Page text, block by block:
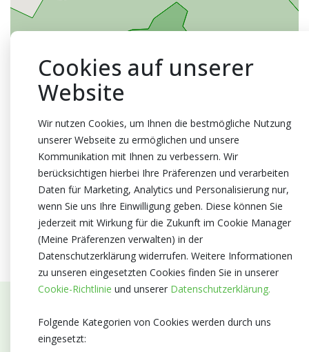
Abonnieren Sie unseren Newsletter
Bleiben Sie auf dem Laufenden mit Neuigkeiten und
Cookies auf unserer
Website
Wir nutzen Cookies, um Ihnen die bestmögliche Nutzung
unserer Webseite zu ermöglichen und unsere
Kommunikation mit Ihnen zu verbessern. Wir
berücksichtigen hierbei Ihre Präferenzen und verarbeiten
Daten für Marketing, Analytics und Personalisierung nur,
wenn Sie uns Ihre Einwilligung geben. Diese können Sie
jederzeit mit Wirkung für die Zukunft im Cookie Manager
(Meine Präferenzen verwalten) in der
Datenschutzerklärung widerrufen. Weitere Informationen
zu unseren eingesetzten Cookies finden Sie in unserer
Cookie-Richtlinie und unserer Datenschutzerklärung.
Folgende Kategorien von Cookies werden durch uns
eingesetzt: